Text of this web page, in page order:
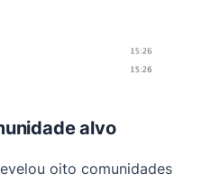
alvo
oito comunidades